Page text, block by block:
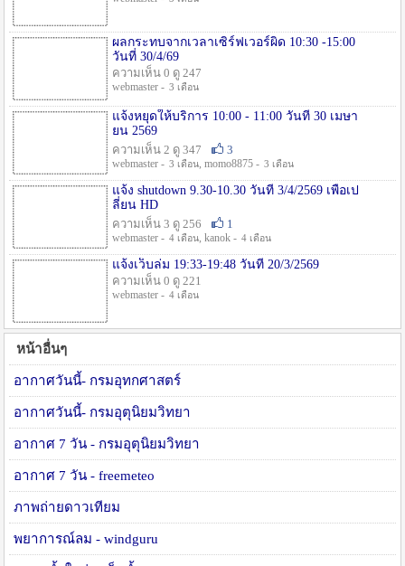
ผลกระทบจากเวลาเซิร์ฟเวอร์ผิด 10:30 -15:00
วันที่ 30/4/69
ความเห็น 0 ดู 247
webmaster - 3 เดือน
แจ้งหยุดให้บริการ 10:00 - 11:00 วันที่ 30 เมษา
ยน 2569
ความเห็น 2 ดู 347
3
webmaster - 3 เดือน, momo8875 - 3 เดือน
แจ้ง shutdown 9.30-10.30 วันที่ 3/4/2569 เพื่อเป
ลี่ยน HD
ความเห็น 3 ดู 256
1
webmaster - 4 เดือน, kanok - 4 เดือน
แจ้งเว็บล่ม 19:33-19:48 วันที่ 20/3/2569
ความเห็น 0 ดู 221
webmaster - 4 เดือน
หน้าอื่นๆ
อากาศวันนี้- กรมอุทกศาสตร์
อากาศวันนี้- กรมอุตุนิยมวิทยา
อากาศ 7 วัน - กรมอุตุนิยมวิทยา
อากาศ 7 วัน - freemeteo
ภาพถ่ายดาวเทียม
พยาการณ์ลม - windguru